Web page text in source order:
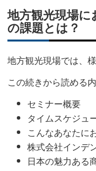
地方観光現場
の課題とは？
地方観光現場では、
この続きから読める
セミナ
タイムスケジュ
こんなあなたに
株式会社インデ
日本の魅力ある